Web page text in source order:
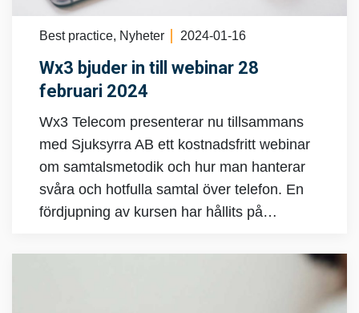
Best practice, Nyheter 2024-01-16
Wx3 bjuder in till webinar 28
februari 2024
Wx3 Telecom presenterar nu tillsammans
med Sjuksyrra AB ett kostnadsfritt webinar
om samtalsmetodik och hur man hanterar
svåra och hotfulla samtal över telefon. En
fördjupning av kursen har hållits på…